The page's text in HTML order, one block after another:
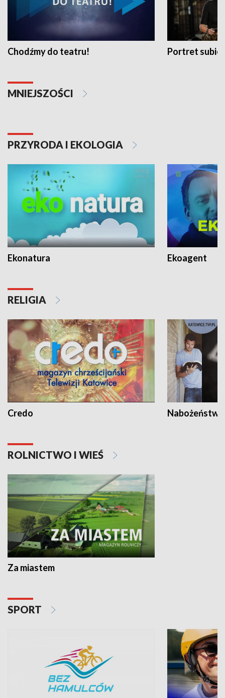
Chodźmy do teatru! Portret
MNIEJSZOŚCI
PRZYRODA I EKOLOGIA
Ekonatura Ekoagent
RELIGIA
Credo
ROLNICTWO I WIEŚ
Za miastem
SPORT